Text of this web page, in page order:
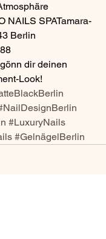
NAILS SPATamara-
Berlin
dir deinen
Look!
#LuxuryNails
#GelnägelBerlin